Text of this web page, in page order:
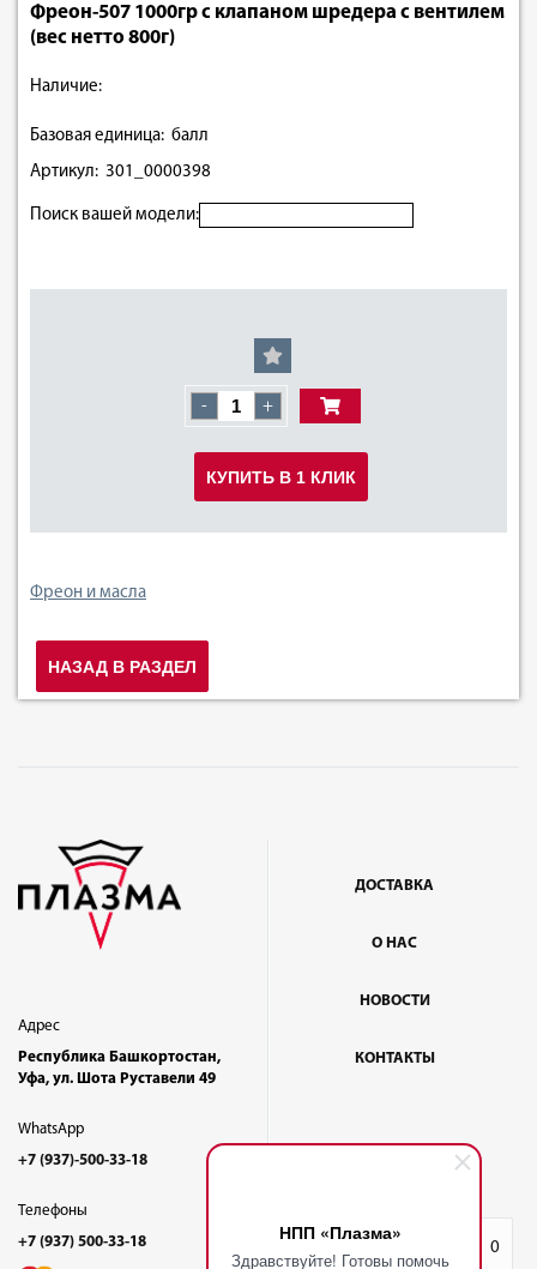
НПП «Плазма»
Здравствуйте! Готовы помочь
0
Фреон-507 1000гр с клапаном шредера с вентилем
(вес нетто 800г)
Наличие:
Базовая единица: балл
Артикул: 301_0000398
Поиск вашей модели:
- +
КУПИТЬ В 1 КЛИК
Фреон и масла
НАЗАД В РАЗДЕЛ
Адрес
Республика Башкортостан,
Уфа, ул. Шота Руставели 49
WhatsApp
+7 (937)-500-33-18
Телефоны
+7 (937) 500-33-18
ДОСТАВКА
О НАС
НОВОСТИ
КОНТАКТЫ